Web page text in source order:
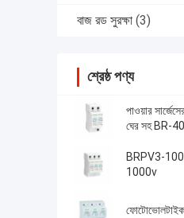
বাজ রড সুরক্ষা (3)
শ্রেষ্ঠ পণ্য
পাওয়ার
ঘের সহ BR-
BRPV3-1000
1000v
ফোটোভোলটাইক